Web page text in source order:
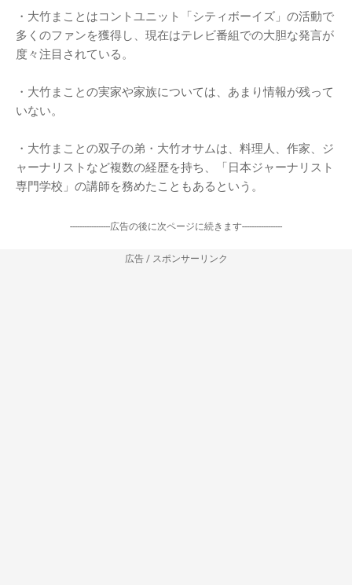
・大竹まことはコントユニット「シティボーイズ」の活動で
多くのファンを獲得し、現在はテレビ番組での大胆な発言が
度々注目されている。
・大竹まことの実家や家族については、あまり情報が残って
いない。
・大竹まことの双子の弟・大竹オサムは、料理人、作家、ジ
ャーナリストなど複数の経歴を持ち、「日本ジャーナリスト
専門学校」の講師を務めたこともあるという。
-----------------広告の後に次ページに続きます-----------------
広告 / スポンサーリンク